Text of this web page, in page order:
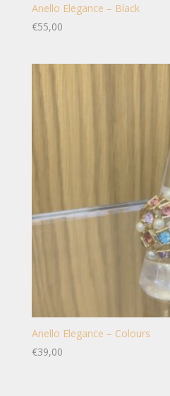
Anello Elegance – Black
€55,00
Anello Elegance – Colours
€39,00